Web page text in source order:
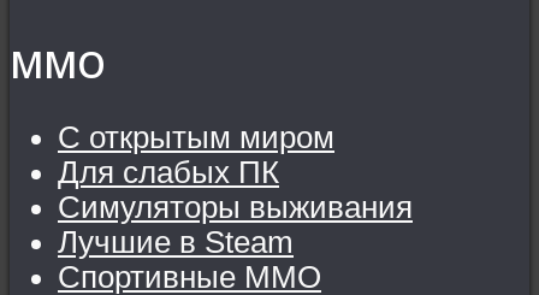
MMO
С открытым миром
Для слабых ПК
Симуляторы выживания
Лучшие в Steam
Спортивные MMO